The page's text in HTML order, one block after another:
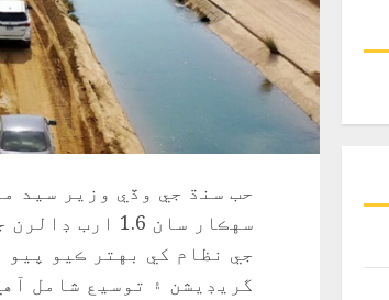
حب سنڌ جي وڏي وزير سيد
سهڪار سان
گريڊيشن ۽ توسيع شامل